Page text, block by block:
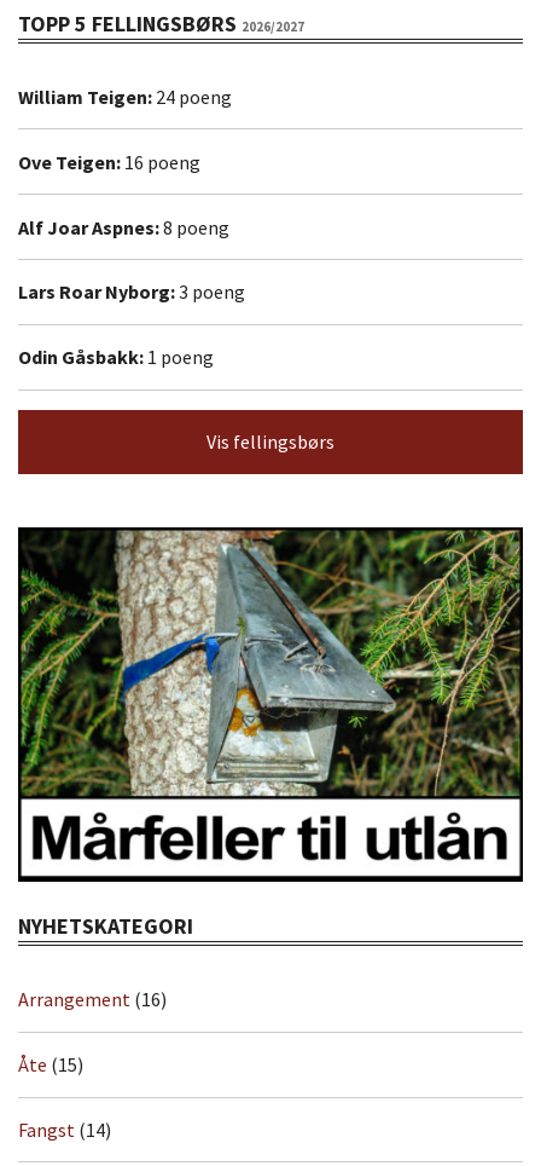
TOPP 5 FELLINGSBØRS 2026/2027
William Teigen: 24 poeng
Ove Teigen: 16 poeng
Alf Joar Aspnes:8 poeng
Lars Roar Nyborg:3 poeng
Odin Gåsbakk: 1 poeng
Vis fellingsbørs
NYHETSKATEGORI
Arrangement (16)
Åte (15)
Fangst (14)